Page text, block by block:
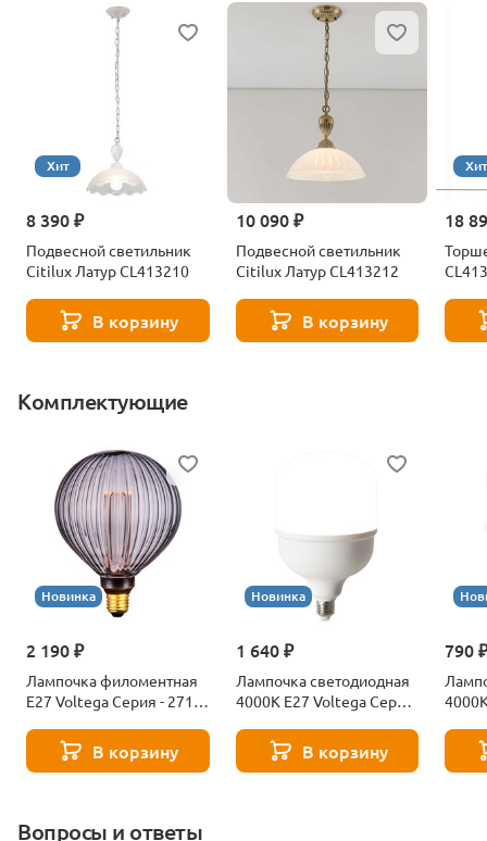
Хит
8 390 ₽
Подвесной светильник
Citilux Латур CL413210
В корзину
10 090 ₽
Подвесной светильник
Citilux Латур CL413212
В корзину
Хит
18
Комплектующие
Новинка
2 190 ₽
Лампочка филоментная
Е27 Voltega Серия - 271
В корзину
Новинка
1 640 ₽
Лампочка светодиодная
4000К Е27 Voltega Серия
В корзину
790
Вопросы и ответы